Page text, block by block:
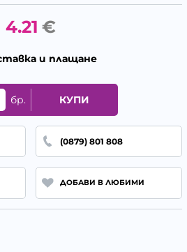
4.21 €
и плащане
бр. КУПИ
(0879) 801 808
ДОБАВИ В ЛЮБИМИ